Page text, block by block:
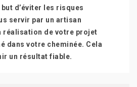
d’éviter les risques
servir par un artisan
réalisation de votre projet
dans votre cheminée. Cela
un résultat fiable.